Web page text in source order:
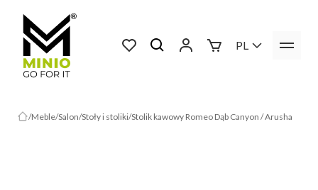
PL
Meble Salon Stoły i stoliki Stolik kawowy Romeo Dąb Canyon / Arusha